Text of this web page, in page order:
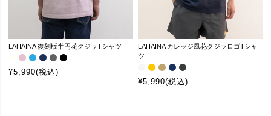
LAHAINA 復刻版半円花クジラTシャツ
¥5,990(税込)
LAHAINA カレッジ風花クジラロゴTシャ
ツ
¥5,990(税込)